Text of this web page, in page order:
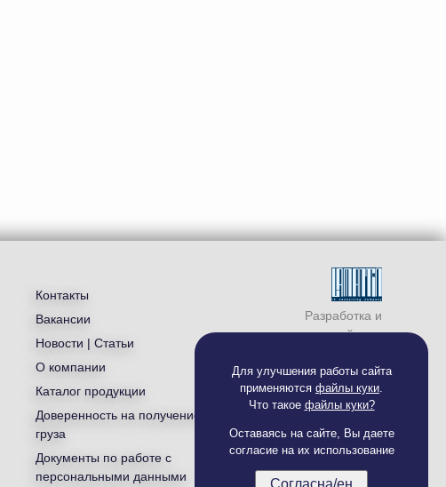
Для улучшения работы сайта
применяются файлы куки.
Что такое файлы куки?
Оставаясь на сайте, Вы даете
согласие на их использование
Согласна/ен
Разработка и
продвижение сайта —
Контакты
Вакансии
Новости | Статьи
О компании
Каталог продукции
Доверенность на получение
груза
Документы по работе с
персональными данными